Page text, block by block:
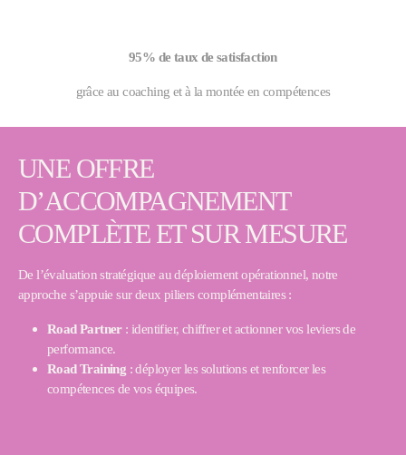
95% de taux de satisfaction
grâce au coaching et à la montée en compétences
UNE OFFRE
D’ACCOMPAGNEMENT
COMPLÈTE ET SUR MESURE
De l’évaluation stratégique au déploiement opérationnel, notre
approche s’appuie sur deux piliers complémentaires :
Road Partner: identifier, chiffrer et actionner vos leviers de
performance.
Road Training : déployer les solutions et renforcer les
compétences de vos équipes.